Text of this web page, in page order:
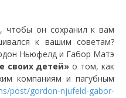
чтобы он сохранил к вам
к вашим советам?
Ньюфелд и Габор Матэ
своих детей» о том, как
компаниям и пагубным
post/gordon-njufeld-gabor-